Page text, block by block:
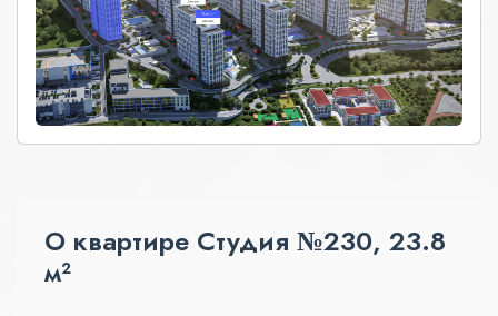
О квартире Студия №230, 23.8
м²